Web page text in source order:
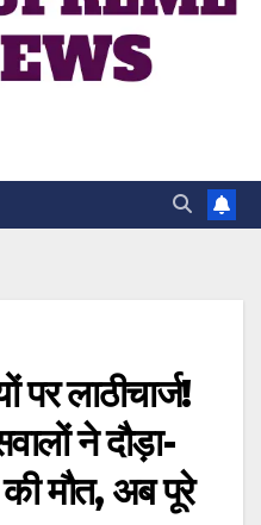
पर लाठीचार्ज!
ने दौड़ा-
मौत, अब पूरे